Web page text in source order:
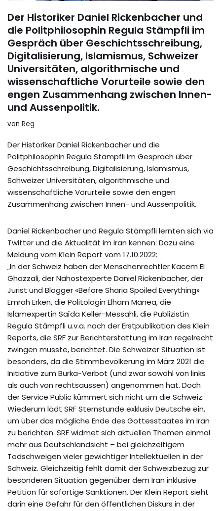
Der Historiker Daniel Rickenbacher und
die Politphilosophin Regula Stämpfli im
Gespräch über Geschichtsschreibung,
Digitalisierung, Islamismus, Schweizer
Universitäten, algorithmische und
wissenschaftliche Vorurteile sowie den
engen Zusammenhang zwischen Innen-
und Aussenpolitik.
von Reg
Der Historiker Daniel Rickenbacher und die
Politphilosophin Regula Stämpfli im Gespräch über
Geschichtsschreibung, Digitalisierung, Islamismus,
Schweizer Universitäten, algorithmische und
wissenschaftliche Vorurteile sowie den engen
Zusammenhang zwischen Innen- und Aussenpolitik.
Daniel Rickenbacher und Regula Stämpfli lernten sich via
Twitter und die Aktualität im Iran kennen: Dazu eine
Meldung vom Klein Report vom 17.10.2022:
„In der Schweiz haben der Menschenrechtler Kacem El
Ghazzali, der Nahostexperte Daniel Rickenbacher, der
Jurist und Blogger «Before Sharia Spoiled Everything»
Emrah Erken, die Politologin Elham Manea, die
Islamexpertin Saïda Keller-Messahli, die Publizistin
Regula Stämpfli u.v.a. nach der Erstpublikation des Klein
Reports, die SRF zur Berichterstattung im Iran regelrecht
zwingen musste, berichtet. Die Schweizer Situation ist
besonders, da die Stimmbevölkerung im März 2021 die
Initiative zum Burka-Verbot (und zwar sowohl von links
als auch von rechtsaussen) angenommen hat. Doch
der Service Public kümmert sich nicht um die Schweiz:
Wiederum lädt SRF Sternstunde exklusiv Deutsche ein,
um über das mögliche Ende des Gottesstaates im Iran
zu berichten. SRF widmet sich aktuellen Themen einmal
mehr aus Deutschlandsicht – bei gleichzeitigem
Todschweigen vieler gewichtiger Intellektuellen in der
Schweiz. Gleichzeitig fehlt damit der Schweizbezug zur
besonderen Situation gegenüber dem Iran inklusive
Petition für sofortige Sanktionen. Der Klein Report sieht
darin eine Gefahr für den öffentlichen Diskurs in der